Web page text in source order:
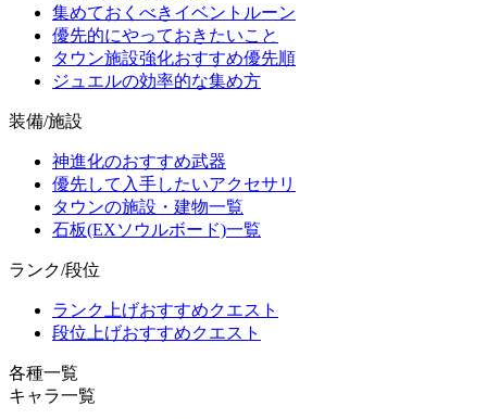
集めておくべきイベントルーン
優先的にやっておきたいこと
タウン施設強化おすすめ優先順
ジュエルの効率的な集め方
装備/施設
神進化のおすすめ武器
優先して入手したいアクセサリ
タウンの施設・建物一覧
石板(EXソウルボード)一覧
ランク/段位
ランク上げおすすめクエスト
段位上げおすすめクエスト
各種一覧
キャラ一覧